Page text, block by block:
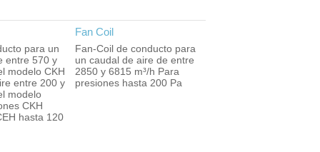
para un
entre 570 y
modelo CKH
entre 200 y
modelo
CKH
hasta 120
Fan Coil
Fan-Coil de conducto para
un caudal de aire de entre
2850 y 6815 m³/h Para
presiones hasta 200 Pa